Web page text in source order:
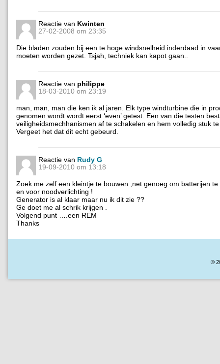
Reactie van Kwinten
27-02-2008 om 23:35
Die bladen zouden bij een te hoge windsnelheid inderdaad in
moeten worden gezet. Tsjah, techniek kan kapot gaan..
Reactie van philippe
18-03-2010 om 23:19
man, man, man die ken ik al jaren. Elk type windturbine die in
genomen wordt wordt eerst ‘even’ getest. Een van die testen
veiligheidsmechhanismen af te schakelen en hem volledig stuk
Vergeet het dat dit echt gebeurd.
Reactie van Rudy G
19-09-2010 om 13:18
Zoek me zelf een kleintje te bouwen ,net genoeg om batterijen
en voor noodverlichting !
Generator is al klaar maar nu ik dit zie ??
Ge doet me al schrik krijgen .
Volgend punt ….een REM
Thanks
©